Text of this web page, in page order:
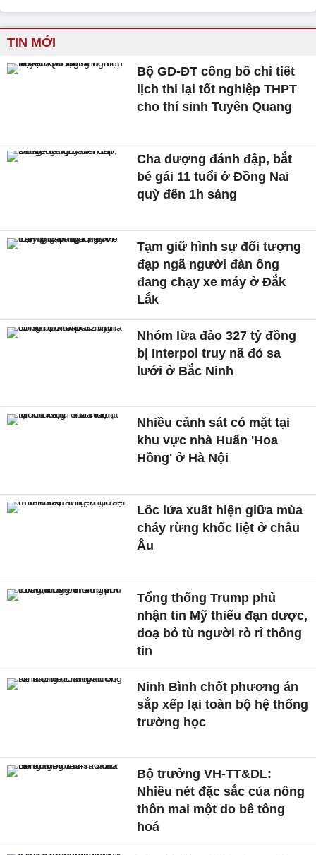
TIN MỚI
Bộ GD-ĐT công bố chi tiết
lịch thi lại tốt nghiệp THPT
cho thí sinh Tuyên Quang
Cha dượng đánh đập, bắt
bé gái 11 tuổi ở Đồng Nai
quỳ đến 1h sáng
Tạm giữ hình sự đối tượng
đạp ngã người đàn ông
đang chạy xe máy ở Đắk
Lắk
Nhóm lừa đảo 327 tỷ đồng
bị Interpol truy nã đỏ sa
lưới ở Bắc Ninh
Nhiều cảnh sát có mặt tại
khu vực nhà Huấn 'Hoa
Hồng' ở Hà Nội
Lốc lửa xuất hiện giữa mùa
cháy rừng khốc liệt ở châu
Âu
Tổng thống Trump phủ
nhận tin Mỹ thiếu đạn dược,
doạ bỏ tù người rò rỉ thông
tin
Ninh Bình chốt phương án
sắp xếp lại toàn bộ hệ thống
trường học
Bộ trưởng VH-TT&DL:
Nhiều nét đặc sắc của nông
thôn mai một do bê tông
hoá